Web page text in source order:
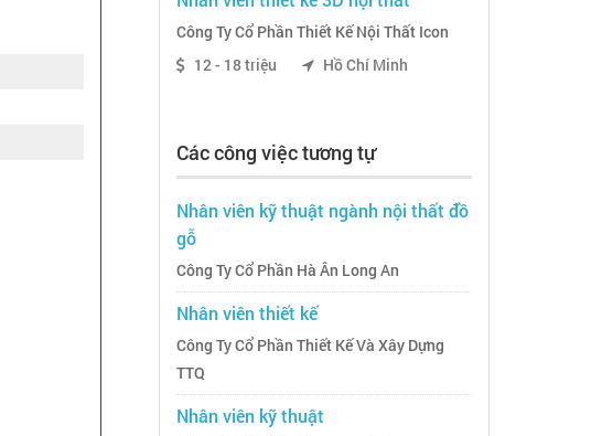
Công Ty Cổ Phần Thiết Kế Nội Thất Icon
12 - 18 triệu
Hồ Chí Minh
Các công việc tương tự
Nhân viên kỹ thuật ngành nội thất đồ
gỗ
Công Ty Cổ Phần Hà Ân Long An
Nhân viên thiết kế
Công Ty Cổ Phần Thiết Kế Và Xây Dựng
TTQ
Nhân viên kỹ thuật